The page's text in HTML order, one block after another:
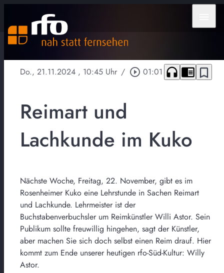
Do., 21.11.2024 , 10:45 Uhr / play_circle_outline 01:01 headphones chrome_reader_mode bookmark_border
Reimart und
Lachkunde im Kuko
Nächste Woche, Freitag, 22. November, gibt es im
Rosenheimer Kuko eine Lehrstunde in Sachen Reimart
und Lachkunde. Lehrmeister ist der
Buchstabenverbuchsler um Reimkünstler Willi Astor. Sein
Publikum sollte freuwillig hingehen, sagt der Künstler,
aber machen Sie sich doch selbst einen Reim drauf. Hier
kommt zum Ende unserer heutigen rfo-Süd-Kultur: Willy
Astor.